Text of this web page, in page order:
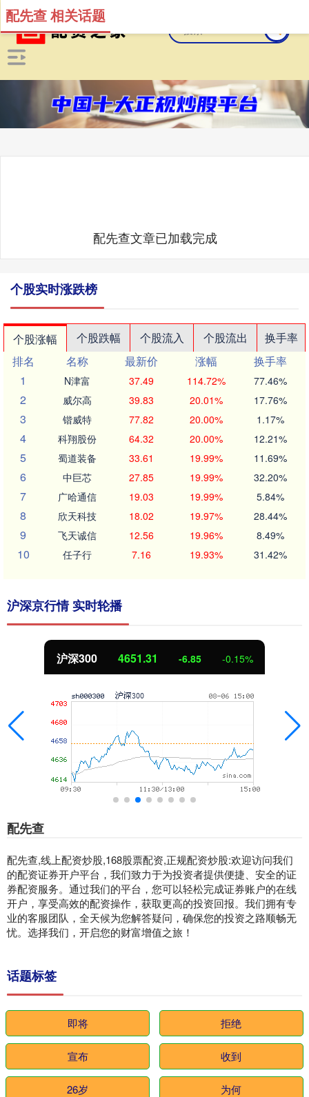
配先查 相关话题
配先查文章已加载完成
个股实时涨跌榜
个股涨幅 个股跌幅 个股流入 个股流出
换手率
排名
名称 最新价 涨幅
换手率
1
N津富 37.49 114.72% 77.46%
2 威尔高 39.83 20.01% 17.76%
3 锴威特 77.82 20.00% 1.17%
4 科翔股份 64.32 20.00% 12.21%
5 蜀道装备 33.61 19.99% 11.69%
6 中巨芯 27.85 19.99% 32.20%
7 广哈通信 19.03 19.99% 5.84%
8 欣天科技 18.02 19.97% 28.44%
9 飞天诚信 12.56 19.96% 8.49%
10 任子行 7.16 19.93% 31.42%
沪深京行情 实时轮播
沪深300 4651.31 -6.85 -0.15%
配先查
配先查,线上配资炒股,168股票配资,正规配资炒股:欢迎访问我们
的配资证券开户平台，我们致力于为投资者提供便捷、安全的证
券配资服务。通过我们的平台，您可以轻松完成证券账户的在线
开户，享受高效的配资操作，获取更高的投资回报。我们拥有专
业的客服团队，全天候为您解答疑问，确保您的投资之路顺畅无
忧。选择我们，开启您的财富增值之旅！
话题标签
即将 拒绝
宣布 收到
26岁 为何